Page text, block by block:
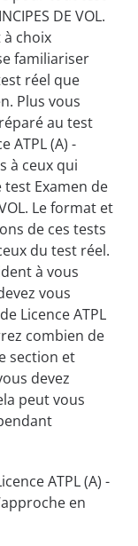
DE VOL.
à choix
familiariser
réel que
Plus vous
au test
ATPL (A) -
à ceux qui
Examen de
Le format et
de ces tests
du test réel.
à vous
vous
Licence ATPL
combien de
section et
devez
peut vous
ATPL (A) -
en